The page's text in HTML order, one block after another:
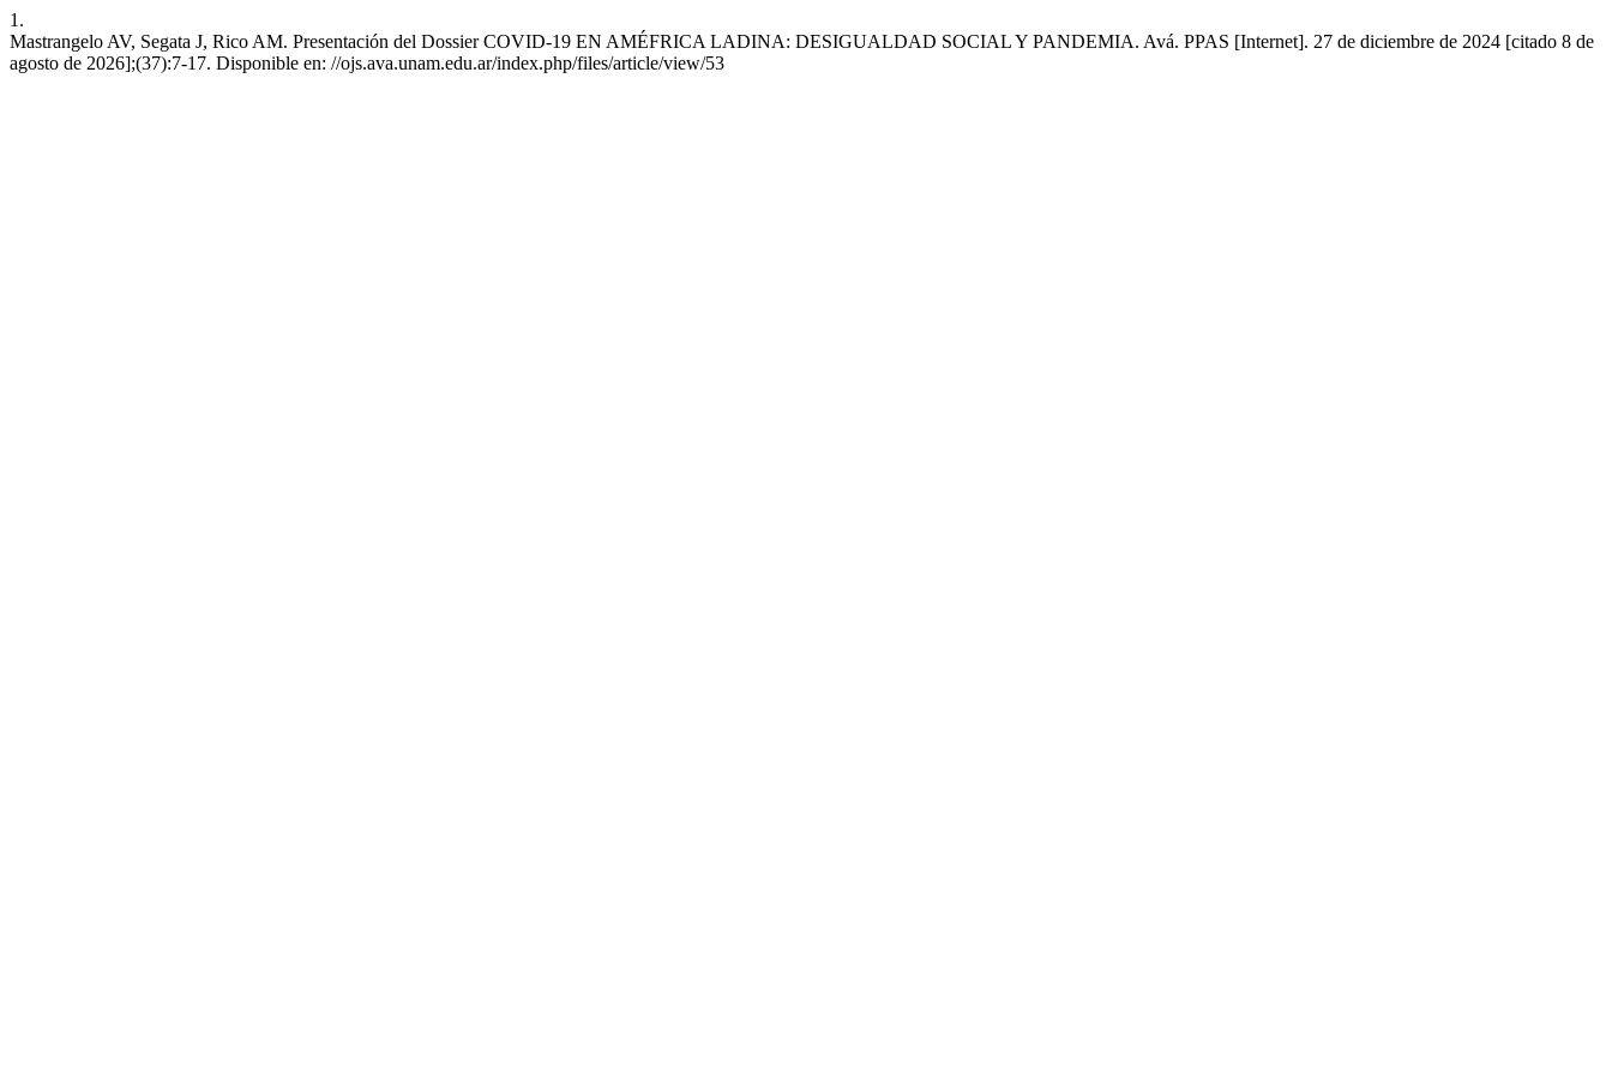
1.
Mastrangelo AV, Segata J, Rico AM. Presentación del Dossier COVID-19 EN AMÉFRICA LADINA: DESIGUALDAD SOCIAL Y PANDEMIA. Avá. PPAS [Internet]. 27 de diciembre de 2024 [citado 8 de
agosto de 2026];(37):7-17. Disponible en: //ojs.ava.unam.edu.ar/index.php/files/article/view/53